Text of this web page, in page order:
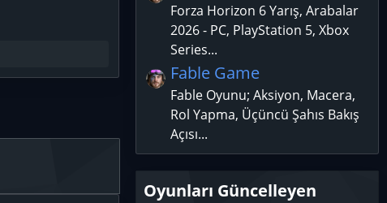
Forza Horizon 6 Yarış, Arabalar
2026 - PC, PlayStation 5, Xbox
Series...
Fable Game
Fable Oyunu; Aksiyon, Macera,
Rol Yapma, Üçüncü Şahıs Bakış
Açısı...
Oyunları Güncelleyen